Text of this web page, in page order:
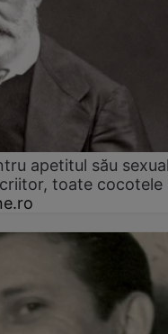
apetitul său
toate cocotele